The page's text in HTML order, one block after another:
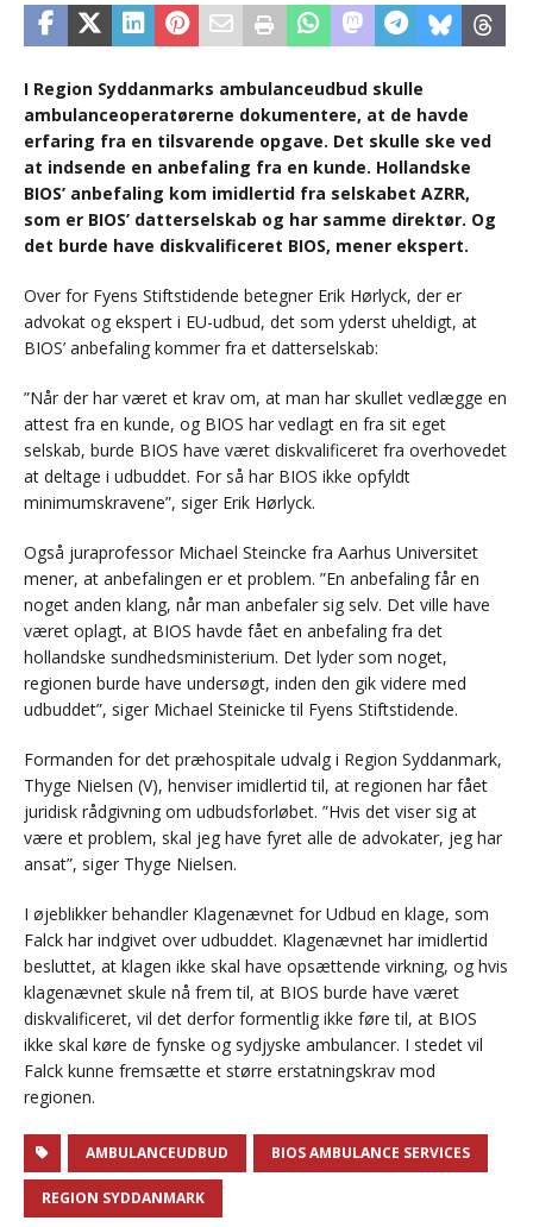
I Region Syddanmarks ambulanceudbud skulle
ambulanceoperatørerne dokumentere, at de havde
erfaring fra en tilsvarende opgave. Det skulle ske ved
at indsende en anbefaling fra en kunde. Hollandske
BIOS’ anbefaling kom imidlertid fra selskabet AZRR,
som er BIOS’ datterselskab og har samme direktør. Og
det burde have diskvalificeret BIOS, mener ekspert.
Over for Fyens Stiftstidende betegner Erik Hørlyck, der er
advokat og ekspert i EU-udbud, det som yderst uheldigt, at
BIOS’ anbefaling kommer fra et datterselskab:
”Når der har været et krav om, at man har skullet vedlægge en
attest fra en kunde, og BIOS har vedlagt en fra sit eget
selskab, burde BIOS have været diskvalificeret fra overhovedet
at deltage i udbuddet. For så har BIOS ikke opfyldt
minimumskravene”, siger Erik Hørlyck.
Også juraprofessor Michael Steincke fra Aarhus Universitet
mener, at anbefalingen er et problem. ”En anbefaling får en
noget anden klang, når man anbefaler sig selv. Det ville have
været oplagt, at BIOS havde fået en anbefaling fra det
hollandske sundhedsministerium. Det lyder som noget,
regionen burde have undersøgt, inden den gik videre med
udbuddet”, siger Michael Steinicke til Fyens Stiftstidende.
Formanden for det præhospitale udvalg i Region Syddanmark,
Thyge Nielsen (V), henviser imidlertid til, at regionen har fået
juridisk rådgivning om udbudsforløbet. ”Hvis det viser sig at
være et problem, skal jeg have fyret alle de advokater, jeg har
ansat”, siger Thyge Nielsen.
I øjeblikker behandler Klagenævnet for Udbud en klage, som
Falck har indgivet over udbuddet. Klagenævnet har imidlertid
besluttet, at klagen ikke skal have opsættende virkning, og hvis
klagenævnet skule nå frem til, at BIOS burde have været
diskvalificeret, vil det derfor formentlig ikke føre til, at BIOS
ikke skal køre de fynske og sydjyske ambulancer. I stedet vil
Falck kunne fremsætte et større erstatningskrav mod
regionen.
AMBULANCEUDBUD BIOS AMBULANCE SERVICES
REGION SYDDANMARK